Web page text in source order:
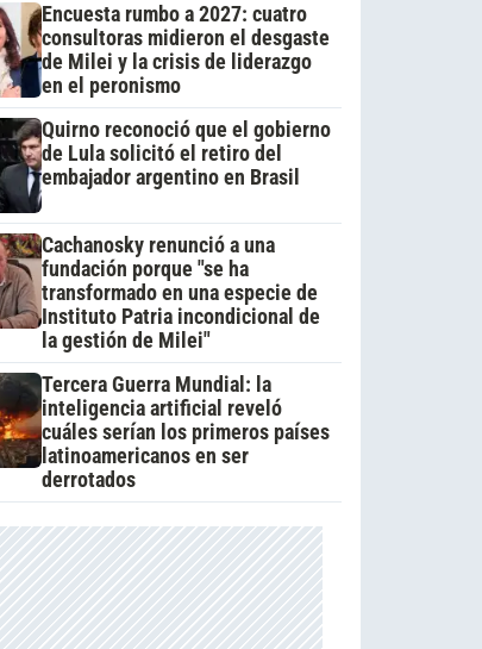
Encuesta rumbo a 2027: cuatro
consultoras midieron el desgaste
de Milei y la crisis de liderazgo
en el peronismo
Quirno reconoció que el gobierno
de Lula solicitó el retiro del
embajador argentino en Brasil
Cachanosky renunció a una
fundación porque "se ha
transformado en una especie de
Instituto Patria incondicional de
la gestión de Milei"
Tercera Guerra Mundial: la
inteligencia artificial reveló
cuáles serían los primeros países
latinoamericanos en ser
derrotados